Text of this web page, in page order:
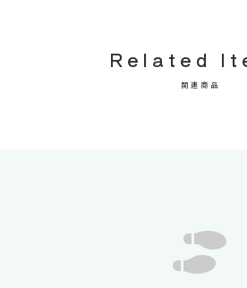
Related
関連商品